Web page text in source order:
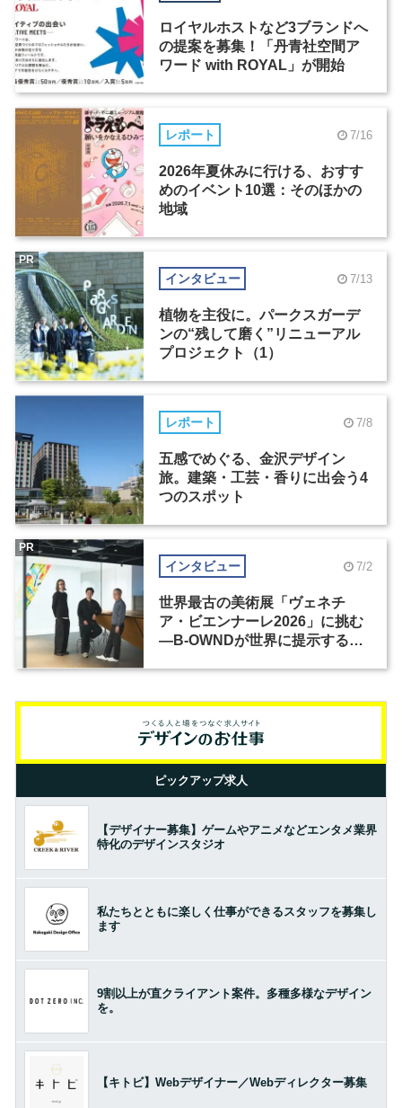
ロイヤルホストなど3ブランドへ
の提案を募集！「丹青社空間ア
ワード with ROYAL」が開始
レポート 7/16
2026年夏休みに行ける、おすす
めのイベント10選：そのほかの
地域
インタビュー 7/13
植物を主役に。パークスガーデ
ンの“残して磨く”リニューアル
プロジェクト（1）
PR
レポート 7/8
五感でめぐる、金沢デザイン
旅。建築・工芸・香りに出会う4
つのスポット
インタビュー 7/2
世界最古の美術展「ヴェネチ
ア・ビエンナーレ2026」に挑む
―B-OWNDが世界に提示する美
PR
ピックアップ求人
【デザイナー募集】ゲームやアニメなどエンタメ業界
特化のデザインスタジオ
私たちとともに楽しく仕事ができるスタッフを募集し
ます
9割以上が直クライアント案件。多種多様なデザイン
を。
【キトビ】Webデザイナー／Webディレクター募集